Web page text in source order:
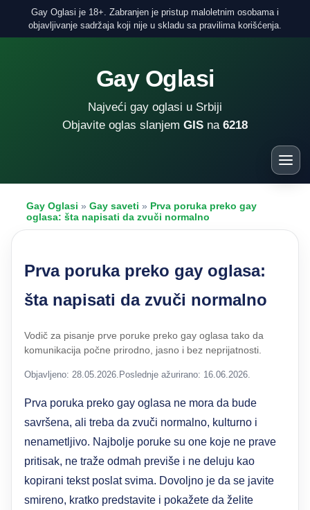
Gay Oglasi je 18+. Zabranjen je pristup maloletnim osobama i
objavljivanje sadržaja koji nije u skladu sa pravilima korišćenja.
Gay Oglasi
Najveći gay oglasi u Srbiji
Objavite oglas slanjem GIS na 6218
Gay Oglasi » Gay saveti » Prva poruka preko gay
oglasa: šta napisati da zvuči normalno
Prva poruka preko gay oglasa:
šta napisati da zvuči normalno
Vodič za pisanje prve poruke preko gay oglasa tako da
komunikacija počne prirodno, jasno i bez neprijatnosti.
Objavljeno: 28.05.2026. Poslednje ažurirano: 16.06.2026.
Prva poruka preko gay oglasa ne mora da bude
savršena, ali treba da zvuči normalno, kulturno i
nenametljivo. Najbolje poruke su one koje ne prave
pritisak, ne traže odmah previše i ne deluju kao
kopirani tekst poslat svima. Dovoljno je da se javite
smireno, kratko predstavite i pokažete da želite